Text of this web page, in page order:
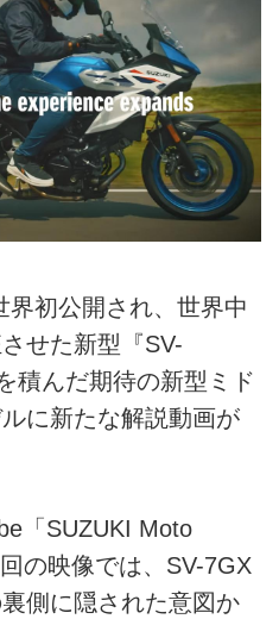
界初公開され、世界中
せた新型『SV-
積んだ期待の新型ミド
に新たな解説動画が
「SUZUKI Moto
の映像では、SV-7GX
側に隠された意図か